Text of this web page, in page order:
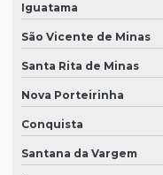
Iguatama
São Vicente de Minas
Santa Rita de Minas
Nova Porteirinha
Conquista
Santana da Vargem